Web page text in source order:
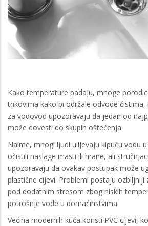
Kako temperature padaju, mnoge
trikovima kako bi održale odvode
za vodovod upozoravaju da jedan od
može dovesti do skupih oštećenja.
Naime, mnogi ljudi ulijevaju kipuću vodu
očistili naslage masti ili hrane, ali
upozoravaju da ovakav postupak može
plastične cijevi. Problemi postaju ozbiljniji
pod dodatnim stresom zbog niskih
potrošnje vode u domaćinstvima.
Većina modernih kuća koristi PVC cijevi,